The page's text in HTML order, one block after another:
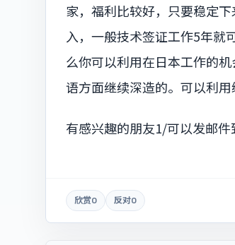
家，福利比较好，只要稳定
入，一般技术签证工作5年就
么你可以利用在日本工作的
语方面继续深造的。可以利
有感兴趣的朋友1/可以发邮件
欣赏0 反对0